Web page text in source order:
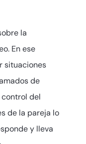
la
En ese
situaciones
de
control del
de la pareja lo
y lleva